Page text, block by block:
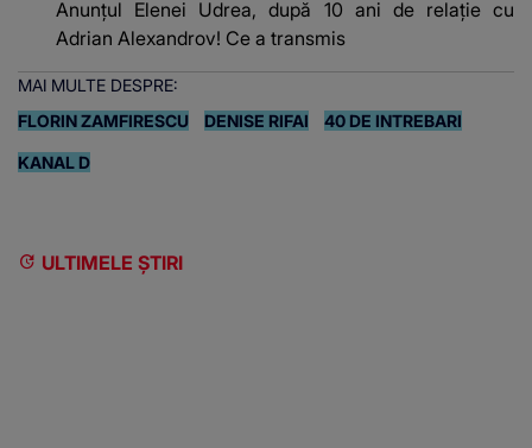
Anunțul Elenei Udrea, după 10 ani de relație cu
Adrian Alexandrov! Ce a transmis
MAI MULTE DESPRE:
FLORIN ZAMFIRESCU
DENISE RIFAI 40 DE INTREBARI
KANAL D
ULTIMELE ȘTIRI